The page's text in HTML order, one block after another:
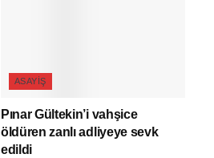
ASAYIŞ
Pınar Gültekin’i vahşice
öldüren zanlı adliyeye sevk
edildi